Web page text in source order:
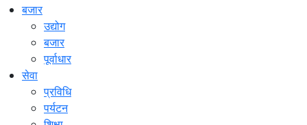
बजार
उद्योग
बजार
पूर्वाधार
सेवा
प्रविधि
पर्यटन